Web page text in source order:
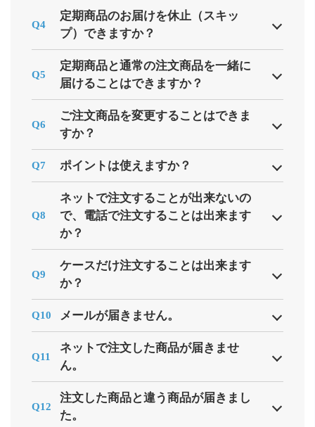
Q4
定期商品のお届けを休止（スキッ
プ）できますか？
Q5
定期商品と通常の注文商品を一緒に
届けることはできますか？
Q6
ご注文商品を変更することはできま
すか？
Q7 ポイントは使えますか？
Q8
ネットで注文することが出来ないの
で、電話で注文することは出来ます
か？
Q9
ケースだけ注文することは出来ます
か？
Q10 メールが届きません。
Q11
ネットで注文した商品が届きませ
ん。
Q12
注文した商品と違う商品が届きまし
た。